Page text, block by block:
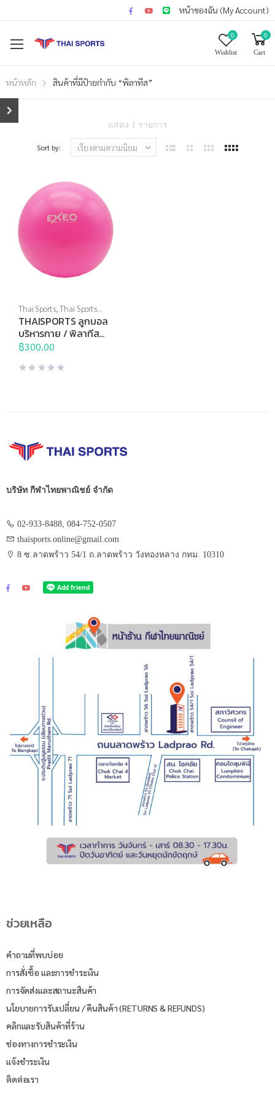
หน้าของฉัน (My Account)
0
Wishlist
0
Cart
หน้าหลัก สินค้าที่มีป้ายกำกับ “พิลาทีส”
แสดง 1 รายการ
Sort by:
Thai Sports,Thai Sports
Brand,บริหารแกนกลางลำตัว
อุปกรณ์บริหารกาย,โยคะ และพิ
ลาทิสต์
THAISPORTS ลูกบอล
บริหารกาย / พิลาทีส
20cm.
฿300.00
บริษัท กีฬาไทยพาณิชย์ จำกัด
02-933-8488, 084-752-0507
thaisports.online@gmail.com
8 ซ.ลาดพร้าว 54/1 ถ.ลาดพร้าว วังทองหลาง กทม. 10310
ช่วยเหลือ
คำถามที่พบบ่อย
การสั่งซื้อ และการชำระเงิน
การจัดส่งและสถานะสินค้า
นโยบายการรับเปลี่ยน / คืนสินค้า (RETURNS & REFUNDS)
คลิกและรับสินค้าที่ร้าน
ช่องทางการชำระเงิน
แจ้งชำระเงิน
ติดต่อเรา